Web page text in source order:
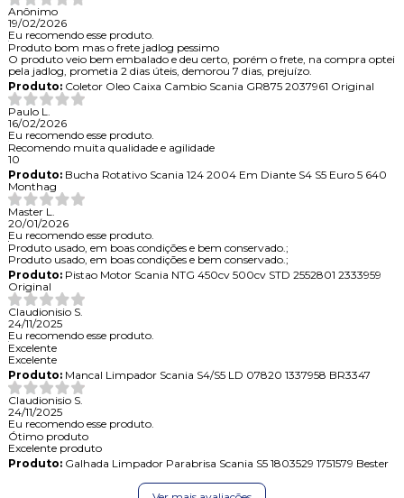
Anônimo
19/02/2026
Eu recomendo esse produto.
Produto bom mas o frete jadlog pessimo
O produto veio bem embalado e deu certo, porém o frete, na compra optei
pela jadlog, prometia 2 dias úteis, demorou 7 dias, prejuízo.
Produto:Coletor Oleo Caixa Cambio Scania GR875 2037961 Original
Paulo L.
16/02/2026
Eu recomendo esse produto.
Recomendo muita qualidade e agilidade
10
Produto:Bucha Rotativo Scania 124 2004 Em Diante S4 S5 Euro 5 640
Monthag
Master L.
20/01/2026
Eu recomendo esse produto.
Produto usado, em boas condições e bem conservado.;
Produto usado, em boas condições e bem conservado.;
Produto:Pistao Motor Scania NTG 450cv 500cv STD 2552801 2333959
Original
Claudionisio S.
24/11/2025
Eu recomendo esse produto.
Excelente
Excelente
Produto:Mancal Limpador Scania S4/S5 LD 07820 1337958 BR3347
Claudionisio S.
24/11/2025
Eu recomendo esse produto.
Ótimo produto
Excelente produto
Produto:Galhada Limpador Parabrisa Scania S5 1803529 1751579 Bester